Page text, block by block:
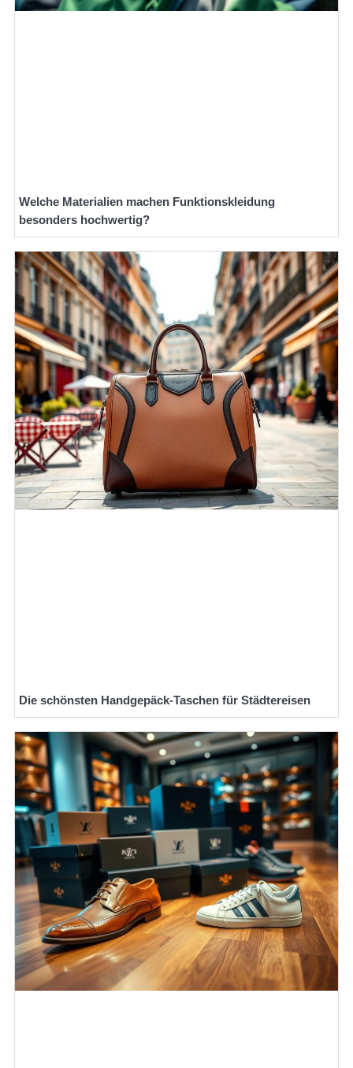
Welche Materialien machen Funktionskleidung
besonders hochwertig?
Die schönsten Handgepäck-Taschen für Städtereisen